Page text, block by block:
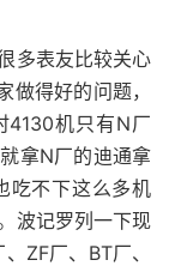
多表友比较关心
得好的问题，
4130机只有N厂
拿N厂的迪通拿
吃不下这么多机
波记罗列一下现
ZF厂、BT厂、